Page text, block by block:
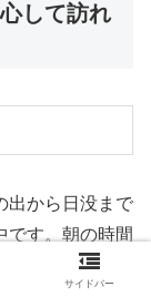
して訪れ
出から日没まで
です。朝の時間
め、静かな気
サイドバー